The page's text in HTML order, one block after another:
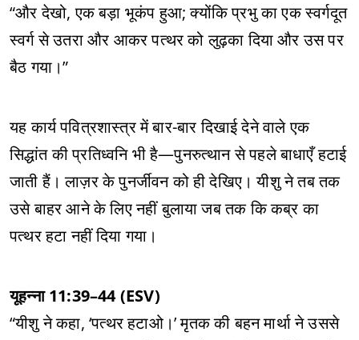
“और देखो, एक बड़ा भूकंप हुआ; क्योंकि प्रभु का एक स्वर्गदूत
स्वर्ग से उतरा और आकर पत्थर को लुढ़का दिया और उस पर
बैठ गया।”
यह कार्य पवित्रशास्त्र में बार-बार दिखाई देने वाले एक
सिद्धांत की प्रतिध्वनि भी है—पुनरुत्थान से पहले बाधाएँ हटाई
जाती हैं। लाज़र के पुनर्जीवन को ही देखिए। यीशु ने तब तक
उसे बाहर आने के लिए नहीं बुलाया जब तक कि कब्र का
पत्थर हटा नहीं दिया गया।
यूहन्ना 11:39–44 (ESV)
“यीशु ने कहा, ‘पत्थर हटाओ।’ मृतक की बहन मार्था ने उससे